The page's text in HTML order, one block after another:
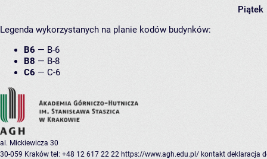
Piątek
Legenda wykorzystanych na planie kodów budynków:
B6 — B-6
B8 — B-8
C6 — C-6
al. Mickiewicza 30
30-059 Kraków tel: +48 12 617 22 22 https://www.agh.edu.pl/ kontakt deklaracja